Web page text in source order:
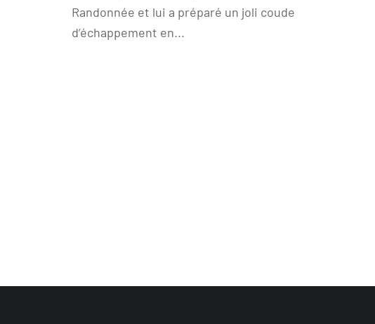
Randonnée et lui a préparé un joli coude
d’échappement en...